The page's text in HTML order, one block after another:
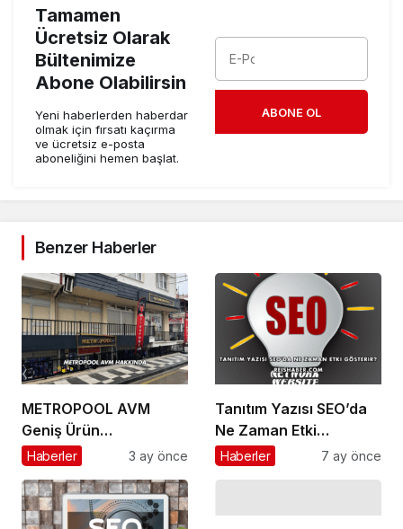
Tamamen
Ücretsiz Olarak
Bültenimize
Abone Olabilirsin
Yeni haberlerden haberdar
olmak için fırsatı kaçırma
ve ücretsiz e-posta
aboneliğini hemen başlat.
ABONE OL
Benzer Haberler
METROPOOL AVM
Geniş Ürün
Yelpazesiyle Dikkat
Ediyor!
Haberler 3 ay önce
Tanıtım Yazısı SEO’da
Ne Zaman Etki
Gösterir?
Haberler 7 ay önce